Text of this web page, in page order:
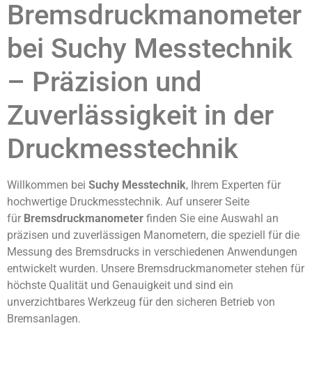
Bremsdruckmanometer
bei Suchy Messtechnik
– Präzision und
Zuverlässigkeit in der
Druckmesstechnik
Willkommen bei Suchy Messtechnik, Ihrem Experten für
hochwertige Druckmesstechnik. Auf unserer Seite
für Bremsdruckmanometer finden Sie eine Auswahl an
präzisen und zuverlässigen Manometern, die speziell für die
Messung des Bremsdrucks in verschiedenen Anwendungen
entwickelt wurden. Unsere Bremsdruckmanometer stehen für
höchste Qualität und Genauigkeit und sind ein
unverzichtbares Werkzeug für den sicheren Betrieb von
Bremsanlagen.